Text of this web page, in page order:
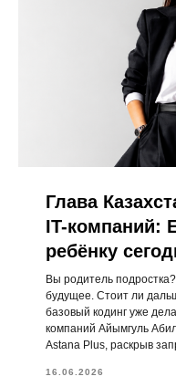
Глава
IT-компаний:
ребёнку
Вы родитель
будущее. Стоит ли
базовый кодинг уже
компаний Айымгуль
Astana Plus, раскрыв
16.06.2026